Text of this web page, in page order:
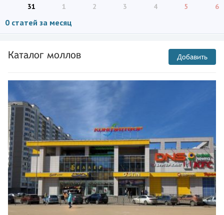
31
1 2 3 4 5 6
0 статей за месяц
Каталог моллов Добавить